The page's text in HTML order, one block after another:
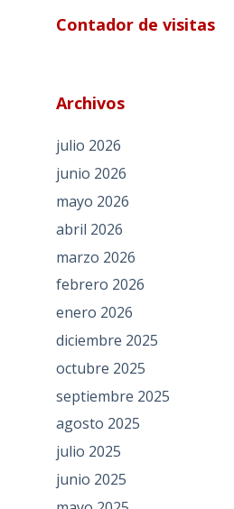
Contador de visitas
Archivos
julio 2026
junio 2026
mayo 2026
abril 2026
marzo 2026
febrero 2026
enero 2026
diciembre 2025
octubre 2025
septiembre 2025
agosto 2025
julio 2025
junio 2025